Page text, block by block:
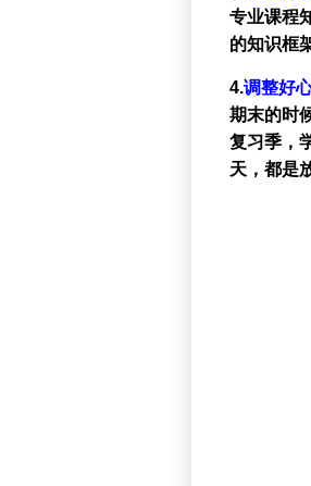
专业课程
的知识框
4.调整好
期末的时
复习季，
天，都是